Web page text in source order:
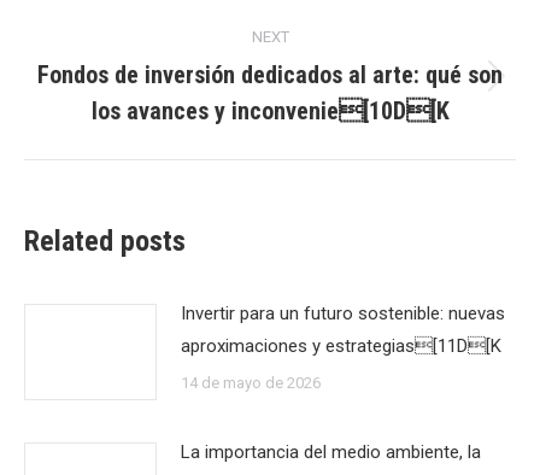
NEXT
post:
Fondos de inversión dedicados al arte: qué son
los avances y inconvenie[10D[K
Related posts
Invertir para un futuro sostenible: nuevas
aproximaciones y estrategias[11D[K
14 de mayo de 2026
La importancia del medio ambiente, la